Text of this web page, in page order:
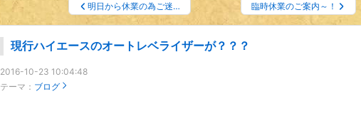
明日から休業の為ご迷… 臨時休業のご案内～！
現行ハイエースのオートレベライザーが？？？
2016-10-23 10:04:48
テーマ： ブログ